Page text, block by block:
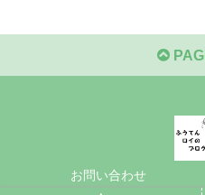
お問い合わせ